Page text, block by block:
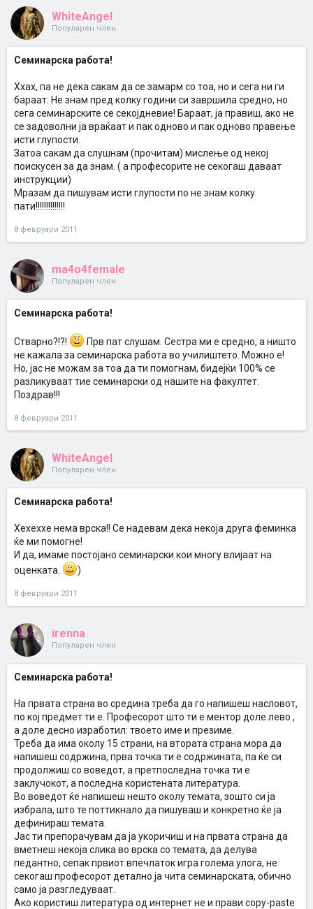
WhiteAngel
Популарен член
Семинарска работа!
Ххах, па не дека сакам да се замарм со тоа, но и сега ни ги
бараат. Не знам пред колку години си завршила средно, но
сега семинарските се секојдневие! Бараат, ја правиш, ако не
се задоволни ја враќаат и пак одново и пак одново правење
исти глупости.
Затоа сакам да слушнам (прочитам) мислење од некој
поискусен за да знам. ( а професорите не секогаш даваат
инструкции)
Мразам да пишувам исти глупости по не знам колку
пати!!!!!!!!!!!!!!
8 февруари 2011
ma4o4female
Популарен член
Семинарска работа!
Стварно?!?!
Прв пат слушам. Сестра ми е средно, а ништо
не кажала за семинарска работа во училиштето. Можно е!
Но, јас не можам за тоа да ти помогнам, бидејќи 100% се
разликуваат тие семинарски од нашите на факултет.
Поздрав!!!
8 февруари 2011
WhiteAngel
Популарен член
Семинарска работа!
Хехеххе нема врска!! Се надевам дека некоја друга феминка
ќе ми помогне!
И да, имаме постојано семинарски кои многу влијаат на
оценката.
)
8 февруари 2011
irenna
Популарен член
Семинарска работа!
На првата страна во средина треба да го напишеш насловот,
по кој предмет ти е. Професорот што ти е ментор доле лево ,
а доле десно изработил: твоето име и презиме.
Треба да има околу 15 страни, на втората страна мора да
напишеш содржина, прва точка ти е содржината, па ќе си
продолжиш со воведот, а претпоследна точка ти е
заклучокот, а последна користената литература.
Во воведот ќе напишеш нешто околу темата, зошто си ја
избрала, што те поттикнало да пишуваш и конкретно ќе ја
дефинираш темата.
Јас ти препорачувам да ја укоричиш и на првата страна да
вметнеш некоја слика во врска со темата, да делува
педантно, сепак првиот впечлаток игра голема улога, не
секогаш професорот детално ја чита семинарската, обично
само ја разгледуваат.
Ако користиш литература од интернет не и прави copy-paste